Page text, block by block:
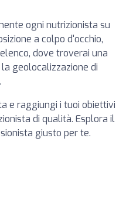
ogni nutrizionista su
a colpo d'occhio,
dove troverai una
geolocalizzazione di
e raggiungi i tuoi obiettivi
di qualità. Esplora il
giusto per te.